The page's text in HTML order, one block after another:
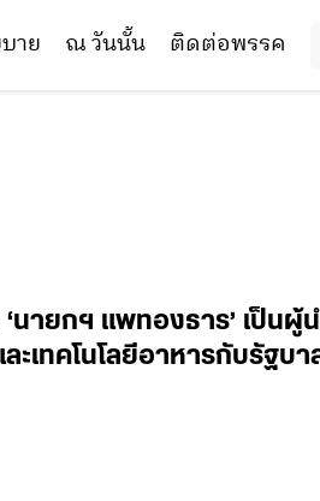
าย ณ วันนั้น ติดต่อพรรค
นายกฯ แพทองธาร’ เป็นผู้
เทคโนโลยีอาหารกับรัฐบา